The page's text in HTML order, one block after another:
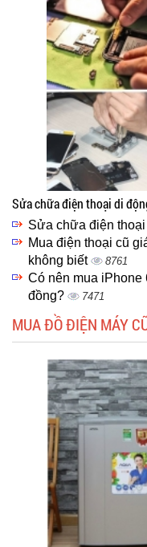
Sửa chữa điện thoại di
Sửa chữa điện
Mua điện thoại cũ
không biết
8761
Có nên mua iPhone
đồng?
7471
MUA ĐỒ ĐIỆN MÁY